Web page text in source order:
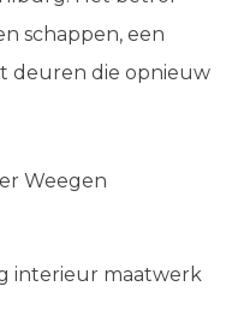
schappen, een
deuren die opnieuw
Weegen
interieur maatwerk